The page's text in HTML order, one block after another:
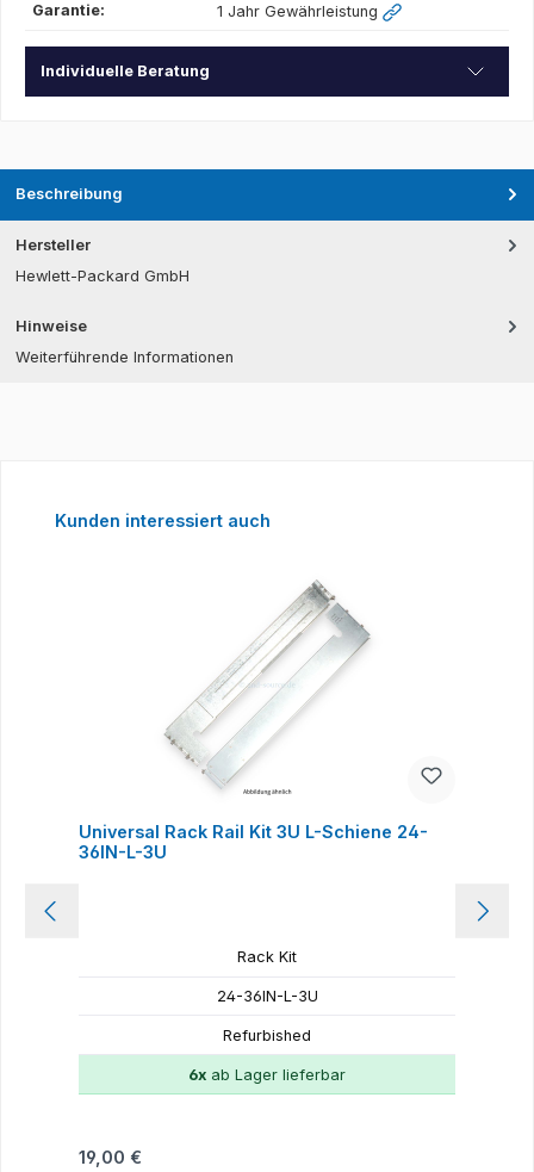
Garantie: 1 Jahr Gewährleistung
Individuelle Beratung
Beschreibung
Hersteller
Hewlett-Packard GmbH
Hinweise
Weiterführende Informationen
Produktgalerie überspringen
Kunden interessiert auch
Universal Rack Rail Kit 3U L-Schiene 24-
36IN-L-3U
Rack Kit
24-36IN-L-3U
Refurbished
6x ab Lager lieferbar
Regulärer Preis:
19,00 €